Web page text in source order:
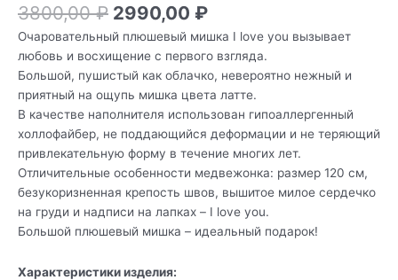
из 5 на
опроса
пользователей
3800,00₽ 2990,00 ₽
Очаровательный плюшевый мишка I love you вызывает
любовь и восхищение с первого взгляда.
Большой, пушистый как облачко, невероятно нежный и
приятный на ощупь мишка цвета латте.
В качестве наполнителя использован гипоаллергенный
холлофайбер, не поддающийся деформации и не теряющий
привлекательную форму в течение многих лет.
Отличительные особенности медвежонка: размер 120 см,
безукоризненная крепость швов, вышитое милое сердечко
на груди и надписи на лапках – I love you.
Большой плюшевый мишка – идеальный подарок!
Характеристики изделия: